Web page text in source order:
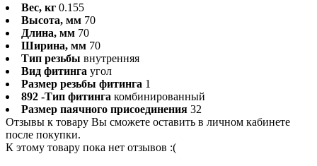
Вес, кг 0.155
Высота, мм 70
Длина, мм 70
Ширина, мм 70
Тип резьбы внутренняя
Вид фитинга угол
Размер резьбы фитинга 1
892 -Тип фитинга комбинированный
Размер паячного присоединения 32
Отзывы к товару Вы сможете оставить в личном кабинете
после покупки.
К этому товару пока нет отзывов :(